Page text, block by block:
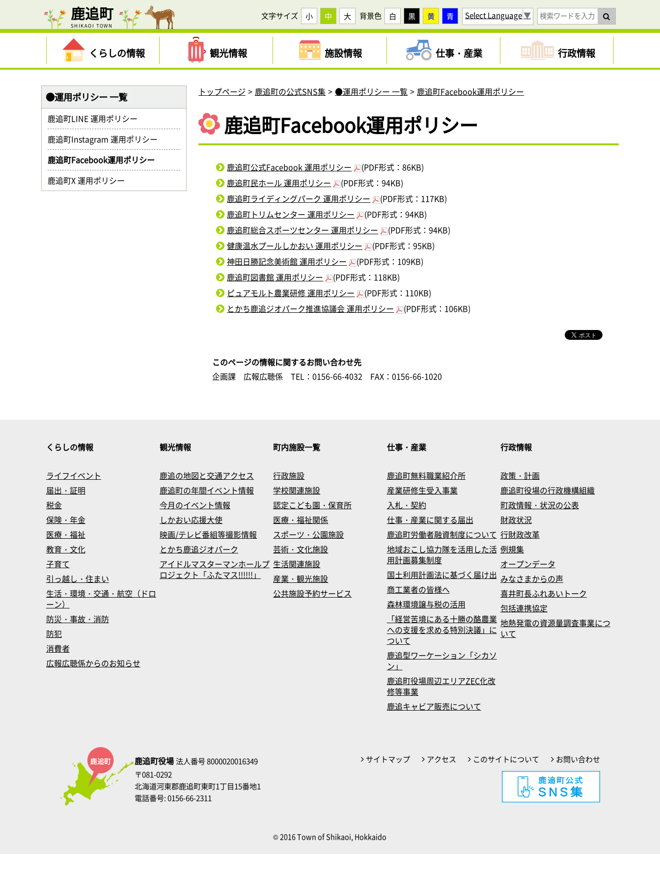
鹿追町
SHIKAOI TOWN
文字サイズ 小 中 大 背景色 白 黒 黄 青 Select Language▼
くらしの情報 観光情報 施設情報 仕事・産業 行政情報
トップページ 鹿追町の公式SNS集 ●運用ポリシー 一覧 鹿追町Facebook運用ポリシー
鹿追町Facebook運用ポリシー
鹿追町公式Facebook 運用ポリシー
(PDF形式：86KB)
鹿追町民ホール 運用ポリシー
(PDF形式：94KB)
鹿追町ライディングパーク 運用ポリシー
(PDF形式：117KB)
鹿追町トリムセンター 運用ポリシー
(PDF形式：94KB)
鹿追町総合スポーツセンター 運用ポリシー
(PDF形式：94KB)
健康温水プールしかおい 運用ポリシー
(PDF形式：95KB)
神田日勝記念美術館 運用ポリシー
(PDF形式：109KB)
鹿追町図書館 運用ポリシー
(PDF形式：118KB)
ピュアモルト農業研修 運用ポリシー
(PDF形式：110KB)
とかち鹿追ジオパーク推進協議会 運用ポリシー
(PDF形式：106KB)
このページの情報に関するお問い合わせ先
企画課 広報広聴係
TEL：0156-66-4032 FAX：0156-66-1020
●運用ポリシー 一覧
鹿追町LINE 運用ポリシー
鹿追町Instagram 運用ポリシー
鹿追町Facebook運用ポリシー
鹿追町X 運用ポリシー
くらしの情報
ライフイベント
届出・証明
税金
保険・年金
医療・福祉
教育・文化
子育て
引っ越し・住まい
生活・環境・交通・航空（ドロ
ーン）
防災・事故・消防
防犯
消費者
広報広聴係からのお知らせ
観光情報
鹿追の地図と交通アクセス
鹿追町の年間イベント情報
今月のイベント情報
しかおい応援大使
映画/テレビ番組等撮影情報
とかち鹿追ジオパーク
アイドルマスターマンホールプ
ロジェクト「ふたマス!!!!!!」
町内施設一覧
行政施設
学校関連施設
認定こども園・保育所
医療・福祉関係
スポーツ・公園施設
芸術・文化施設
生活関連施設
産業・観光施設
公共施設予約サービス
仕事・産業
鹿追町無料職業紹介所
産業研修生受入事業
入札・契約
仕事・産業に関する届出
鹿追町労働者融資制度について
地域おこし協力隊を活用した活
用計画募集制度
国土利用計画法に基づく届け出
商工業者の皆様へ
森林環境譲与税の活用
「経営苦境にある十勝の酪農業
への支援を求める特別決議」に
ついて
鹿追型ワーケーション「シカソ
ン」
鹿追町役場周辺エリアZEC化改
修等事業
鹿追キャビア販売について
行政情報
政策・計画
鹿追町役場の行政機構組織
町政情報・状況の公表
財政状況
行財政改革
例規集
オープンデータ
みなさまからの声
喜井町長ふれあいトーク
包括連携協定
地熱発電の資源量調査事業につ
いて
サイトマップ アクセス このサイトについて お問い合わせ
鹿追町役場法人番号 8000020016349
〒081-0292
北海道河東郡鹿追町東町1丁目15番地1
電話番号: 0156-66-2311
© 2016 Town of Shikaoi, Hokkaido